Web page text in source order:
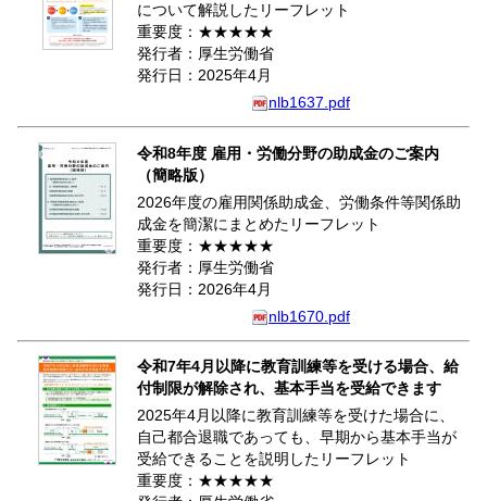
について解説したリーフレット
重要度：★★★★★
発行者：厚生労働省
発行日：2025年4月
nlb1637.pdf
令和8年度 雇用・労働分野の助成金のご案内
（簡略版）
2026年度の雇用関係助成金、労働条件等関係助
成金を簡潔にまとめたリーフレット
重要度：★★★★★
発行者：厚生労働省
発行日：2026年4月
nlb1670.pdf
令和7年4月以降に教育訓練等を受ける場合、給
付制限が解除され、基本手当を受給できます
2025年4月以降に教育訓練等を受けた場合に、
自己都合退職であっても、早期から基本手当が
受給できることを説明したリーフレット
重要度：★★★★★